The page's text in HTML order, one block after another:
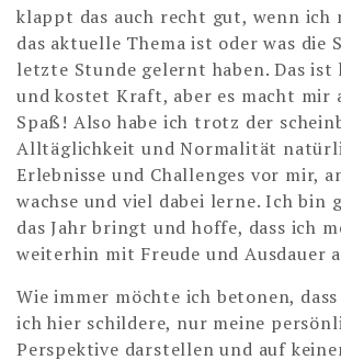
klappt das auch recht gut, wenn ich
das aktuelle Thema ist oder was die
letzte Stunde gelernt haben. Das ist
und kostet Kraft, aber es macht mir
Spaß! Also habe ich trotz der
Alltäglichkeit und Normalität
Erlebnisse und Challenges vor mir,
wachse und viel dabei lerne. Ich bin
das Jahr bringt und hoffe, dass ich
weiterhin mit Freude und Ausdauer
Wie immer möchte ich betonen, dass
ich hier schildere, nur meine
Perspektive darstellen und auf